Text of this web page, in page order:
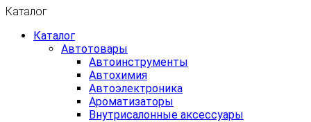
Каталог
Каталог
Автотовары
Автоинструменты
Автохимия
Автоэлектроника
Ароматизаторы
Внутрисалонные аксессуары